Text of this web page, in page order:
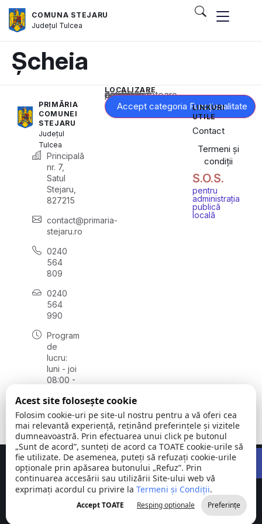
COMUNA STEJARU
Județul Tulcea
Șcheia
PRIMĂRIA
COMUNEI
STEJARU
Județul
Tulcea
Principală
nr. 7,
Satul
Stejaru,
827215
contact@primaria-
stejaru.ro
0240
564
809
0240
564
990
Program
de
lucru:
luni - joi
08:00 -
vineri
08:00 -
14:00
LOCALIZARE
Acest conținut este blocat până când acceptați categoria corespunzătoare de cookie-uri.
Accept categoria Funcționalitate
LINKURI
UTILE
Contact
Termeni și
condiții
S.O.S.
pentru
administrația
publică
locală
Comuna
Stejaru |
județul Tulcea
©
2026
Toate
drepturile
rezervate
Concept realizat deBig Media Relații Publice SRL
Acest site folosește cookie
Folosim cookie-uri pe site-ul nostru pentru a vă oferi cea
mai relevantă experiență, reținând preferințele și vizitele
dumneavoastră. Prin efectuarea unui click pe butonul
„Sunt de acord”, sunteți de acord ca TOATE cookie-urile să
fie utilizate. De asemenea, puteți să refuzați cookie-urile
opționale prin apăsarea butonului „Refuz”. Prin
continuarea accesării sau utilizării Site-ului web vă
exprimați acordul cu privire la Termeni și Condiții.
Accept TOATE Resping opționale Preferințe